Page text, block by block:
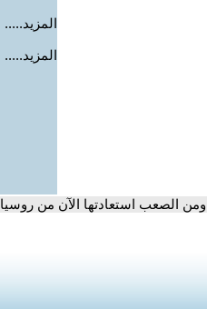
المزيد.....
المزيد.....
الصعب استعادتها الآن من روسيا